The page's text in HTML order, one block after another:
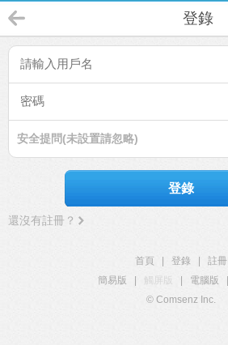
登錄
安全提問(未設置請忽略)
登錄
還沒有註冊？
首頁 登錄
註冊
簡易版
觸屏版 電腦版
© Comsenz Inc.